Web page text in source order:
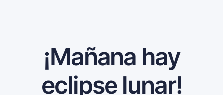
¡Mañana hay
eclipse lunar!